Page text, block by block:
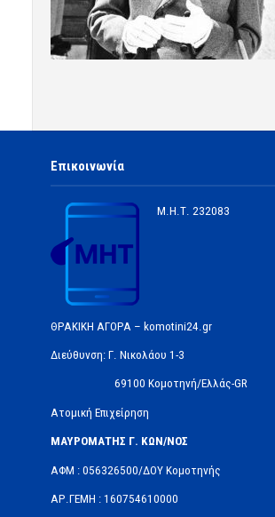
Επικοινωνία
Μ.Η.Τ. 232083
ΘΡΑΚΙΚΗ ΑΓΟΡΑ – komotini24.gr
Διεύθυνση: Γ. Νικολάου 1-3
69100 Κομοτηνή/Ελλάς-GR
Ατομική Επιχείρηση
ΜΑΥΡΟΜΑΤΗΣ Γ. ΚΩΝ/ΝΟΣ
ΑΦΜ : 056326500/ΔOΥ Κομοτηνής
ΑΡ.ΓΕΜΗ : 160754610000